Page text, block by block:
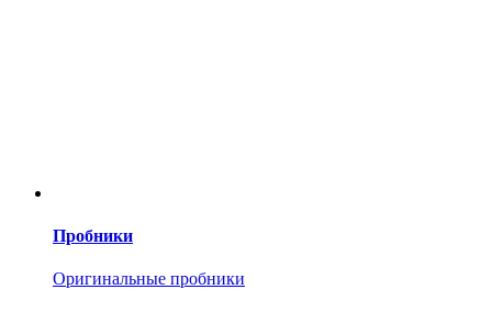
Пробники
Оригинальные пробники